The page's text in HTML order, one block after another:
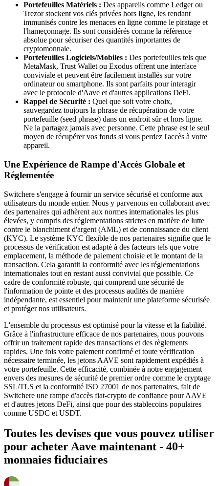
Portefeuilles Matériels : Des appareils comme Ledger ou
Trezor stockent vos clés privées hors ligne, les rendant
immunisés contre les menaces en ligne comme le piratage et
l'hameçonnage. Ils sont considérés comme la référence
absolue pour sécuriser des quantités importantes de
cryptomonnaie.
Portefeuilles Logiciels/Mobiles : Des portefeuilles tels que
MetaMask, Trust Wallet ou Exodus offrent une interface
conviviale et peuvent être facilement installés sur votre
ordinateur ou smartphone. Ils sont parfaits pour interagir
avec le protocole d'Aave et d'autres applications DeFi.
Rappel de Sécurité : Quel que soit votre choix,
sauvegardez toujours la phrase de récupération de votre
portefeuille (seed phrase) dans un endroit sûr et hors ligne.
Ne la partagez jamais avec personne. Cette phrase est le seul
moyen de récupérer vos fonds si vous perdez l'accès à votre
appareil.
Une Expérience de Rampe d'Accès Globale et
Réglementée
Switchere s'engage à fournir un service sécurisé et conforme aux
utilisateurs du monde entier. Nous y parvenons en collaborant avec
des partenaires qui adhèrent aux normes internationales les plus
élevées, y compris des réglementations strictes en matière de lutte
contre le blanchiment d'argent (AML) et de connaissance du client
(KYC). Le système KYC flexible de nos partenaires signifie que le
processus de vérification est adapté à des facteurs tels que votre
emplacement, la méthode de paiement choisie et le montant de la
transaction. Cela garantit la conformité avec les réglementations
internationales tout en restant aussi convivial que possible. Ce
cadre de conformité robuste, qui comprend une sécurité de
l'information de pointe et des processus audités de manière
indépendante, est essentiel pour maintenir une plateforme sécurisée
et protéger nos utilisateurs.
L'ensemble du processus est optimisé pour la vitesse et la fiabilité.
Grâce à l'infrastructure efficace de nos partenaires, nous pouvons
offrir un traitement rapide des transactions et des règlements
rapides. Une fois votre paiement confirmé et toute vérification
nécessaire terminée, les jetons AAVE sont rapidement expédiés à
votre portefeuille. Cette efficacité, combinée à notre engagement
envers des mesures de sécurité de premier ordre comme le cryptage
SSL/TLS et la conformité ISO 27001 de nos partenaires, fait de
Switchere une rampe d'accès fiat-crypto de confiance pour AAVE
et d'autres jetons DeFi, ainsi que pour des stablecoins populaires
comme USDC et USDT.
Toutes les devises que vous pouvez utiliser
pour acheter Aave maintenant - 40+
monnaies fiduciaires